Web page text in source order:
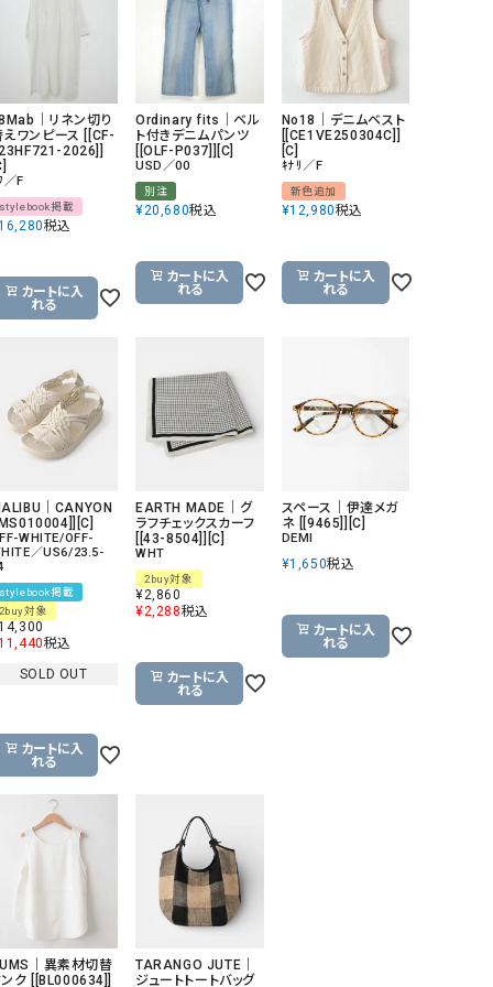
GO TO HOLLYWOOD（ゴートゥーハリウ
THIRTY（サーティ）
G-STAR RAW（ジースターロウ） tumugu:（ツムグ）
GOOD SPEED（グッドスピード） un cinq（アンサンク）
GAIMO（ガイモ）
オーバーオール）
GRAMICCI（グラミチ）
USU GALLERY（ユーエ
（ｇ） （グラム） upper hights（アッパーハイ
Gives a sense of fullment
ICHI（イチ）
ILIMA（イリマ）
｜リネン切り
えワンピース [[CF-
2026]]
／F
stylebook掲載
税込
カートに入
れる
Ordinary fits｜ベル
ト付きデニムパンツ
[[OLF-P037]][C]
USD／00
別注
¥20,680税込
カートに入
れる
No18｜デニムベスト
[[CE1VE250304C]]
[C]
ｷﾅﾘ／F
新色追加
¥12,980税込
カートに入
れる
｜CANYON
WHITE/OFF-
／US6/23.5-
stylebook掲載
2buy対象
14,300
税込
SOLD OUT
カートに入
れる
EARTH MADE｜グ
ラフチェックスカーフ
[[43-8504]][C]
WHT
2buy対象
¥2,860
¥2,288税込
カートに入
れる
スペース｜伊達メガ
ネ [[9465]][C]
DEMI
¥1,650税込
カートに入
れる
｜異素材切替
ンク [[BL000634]]
TARANGO JUTE｜
ジュートトートバッグ